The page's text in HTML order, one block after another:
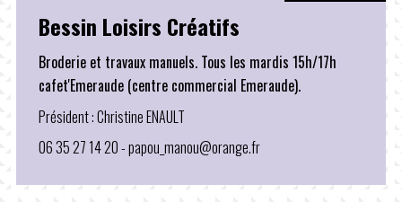
Bessin Loisirs Créatifs
Broderie et travaux manuels. Tous les mardis 15h/17h
cafet'Emeraude (centre commercial Emeraude).
Président : Christine ENAULT
06 35 27 14 20 - papou_manou@orange.fr